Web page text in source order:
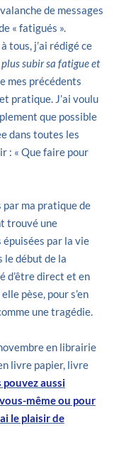
de messages
« fatigués ».
tous, j’ai rédigé ce
plus subir sa fatigue et
mes précédents
pratique. J’ai voulu
que possible
dans toutes les
: « Que faire pour
par ma pratique de
trouvé une
épuisées par la vie
le début de la
d’être direct et en
pèse, pour s’en
une tragédie.
en librairie
livre papier, livre
pouvez aussi
même ou pour
le plaisir de